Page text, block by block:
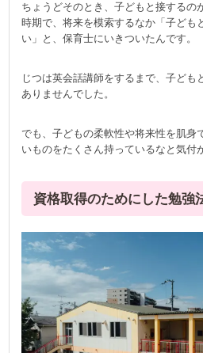
ちょうどそのとき、子どもと接するの
時期で、将来を模索するなか「子ども
い」と、保育士にいきついたんです。
じつは英会話講師をするまで、子ども
ありませんでした。
でも、子どもの柔軟性や将来性を肌身
いものをたくさん持っているなと気付
資格取得のためにした勉強